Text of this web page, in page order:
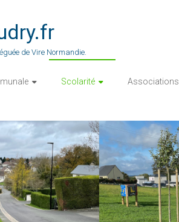
de Vire Normandie.
Scolarité Associations